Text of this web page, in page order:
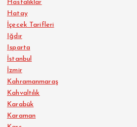
Hastalıklar
Hatay
İçecek Tarifleri
Iğdır
Isparta
İstanbul
İzmir
Kahramanmaraş
Kahvaltılık
Karabük
Karaman